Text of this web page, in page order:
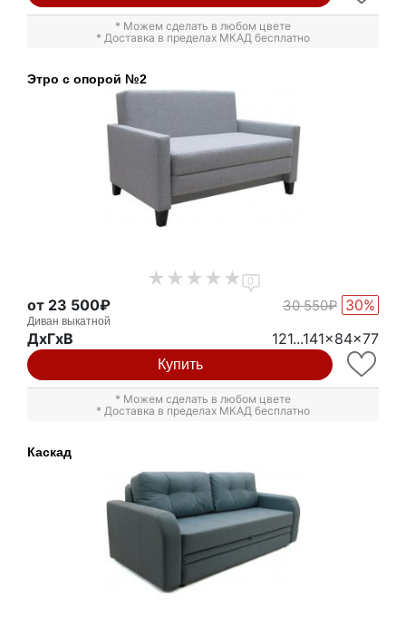
* Можем сделать в любом цвете
* Доставка в пределах МКАД бесплатно
Этро с опорой №2
0
от 23 500₽ 30 550₽ 30%
Диван выкатной
ДxГxВ 121...141x84x77
Купить
* Можем сделать в любом цвете
* Доставка в пределах МКАД бесплатно
Каскад